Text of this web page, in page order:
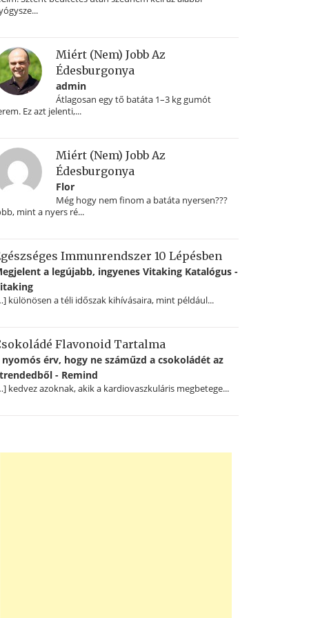
Miért (nem) Jobb Az
Édesburgonya
admin
Átlagosan egy tő batáta 1–3 kg gumót
Ez azt jelenti,...
Miért (nem) Jobb Az
Édesburgonya
Flor
Még hogy nem finom a batáta nyersen???
mint a nyers ré...
Immunrendszer 10 Lépésben
a legújabb, ingyenes Vitaking Katalógus -
különösen a téli időszak kihívásaira, mint például...
Flavonoid Tartalma
nyomós érv, hogy ne száműzd a csokoládét az
- Remind
kedvez azoknak, akik a kardiovaszkuláris megbetege...